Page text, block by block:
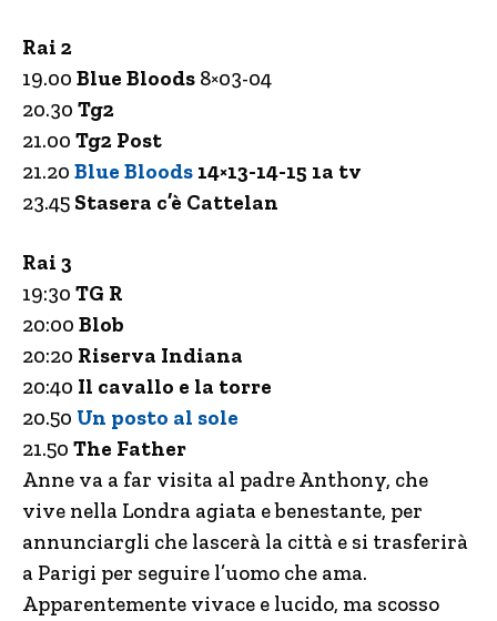
Rai 2
19.00 Blue Bloods 8×03-04
20.30 Tg2
21.00 Tg2 Post
21.20 Blue Bloods 14×13-14-15 1a tv
23.45 Stasera c’è Cattelan
Rai 3
19:30 TG R
20:00 Blob
20:20 Riserva Indiana
20:40 Il cavallo e la torre
20.50 Un posto al sole
21.50 The Father
Anne va a far visita al padre Anthony, che
vive nella Londra agiata e benestante, per
annunciargli che lascerà la città e si trasferirà
a Parigi per seguire l’uomo che ama.
Apparentemente vivace e lucido, ma scosso